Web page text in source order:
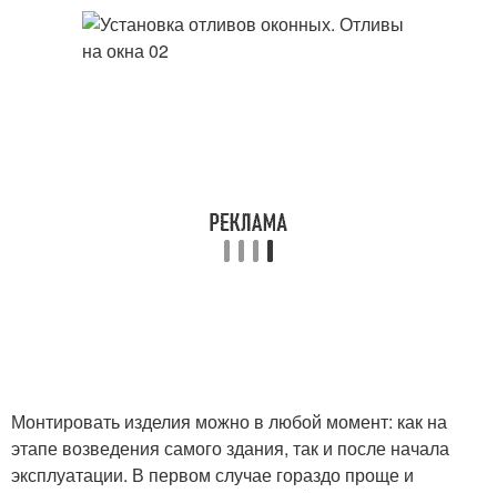
Монтировать изделия можно в любой момент: как на
этапе возведения самого здания, так и после начала
эксплуатации. В первом случае гораздо проще и